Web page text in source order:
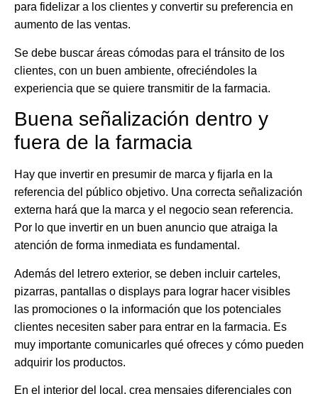
para fidelizar a los clientes y convertir su preferencia en
aumento de las ventas.
Se debe buscar áreas cómodas para el tránsito de los
clientes, con un buen ambiente, ofreciéndoles la
experiencia que se quiere transmitir de la farmacia.
Buena señalización dentro y
fuera de la farmacia
Hay que invertir en presumir de marca y fijarla en la
referencia del público objetivo. Una correcta señalización
externa hará que la marca y el negocio sean referencia.
Por lo que invertir en un buen anuncio que atraiga la
atención de forma inmediata es fundamental.
Además del letrero exterior, se deben incluir carteles,
pizarras, pantallas o displays para lograr hacer visibles
las promociones o la información que los potenciales
clientes necesiten saber para entrar en la farmacia. Es
muy importante comunicarles qué ofreces y cómo pueden
adquirir los productos.
En el interior del local, crea mensajes diferenciales con